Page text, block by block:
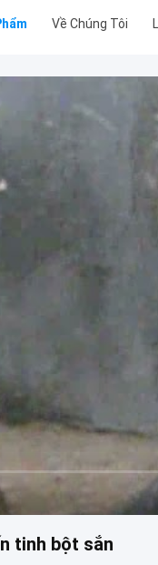
Về Chúng Tôi
tinh bột sắn